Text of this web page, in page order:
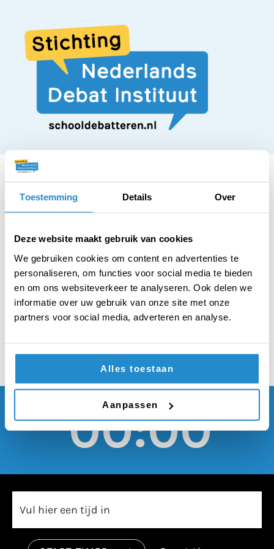
Toestemming Details Over
Deze website maakt gebruik van cookies
We gebruiken cookies om content en advertenties te
personaliseren, om functies voor social media te bieden
en om ons websiteverkeer te analyseren. Ook delen we
informatie over uw gebruik van onze site met onze
partners voor social media, adverteren en analyse.
Alles toestaan
Aanpassen
De komst van Oost-
Europese arbeiders is
goed voor Nederland
00:00